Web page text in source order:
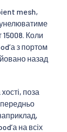
mesh,
Коли
з портом
назад
поза
на всіх